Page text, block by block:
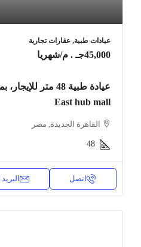
عيادات طبية, عقارات تجارية
45,000جـ . م /شهريا
عيادة طبية 48 متر
East hub mall
القاهرة الجديدة, مصر
48
اتصل